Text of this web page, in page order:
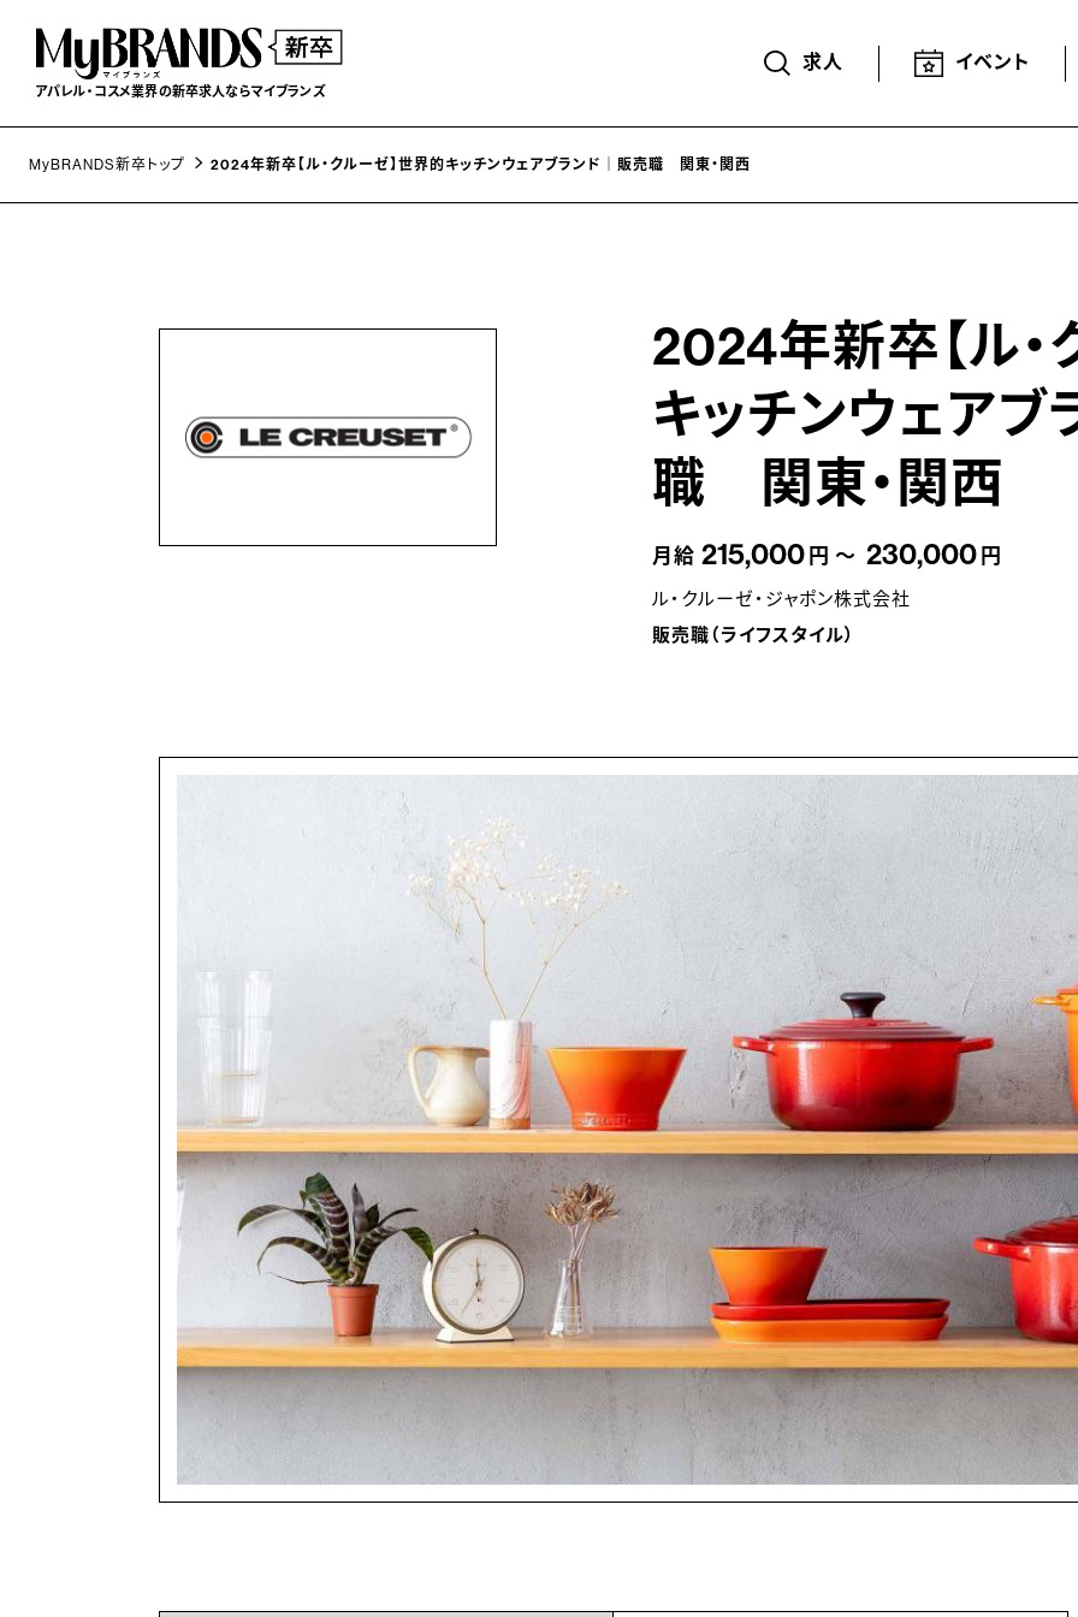
アパレル・コスメ業界の新卒求人ならマイブランズ
求人 イベント
MyBRANDS新卒トップ 2024年新卒【ル・クルーゼ】世界的キッチンウェアブランド｜販売職 関東・関西
2024年新卒【ル・
キッチンウェアブ
職 関東・関西
月給 215,000 円 ～ 230,000 円
ル・クルーゼ・ジャポン株式会社
販売職（ライフスタイル）